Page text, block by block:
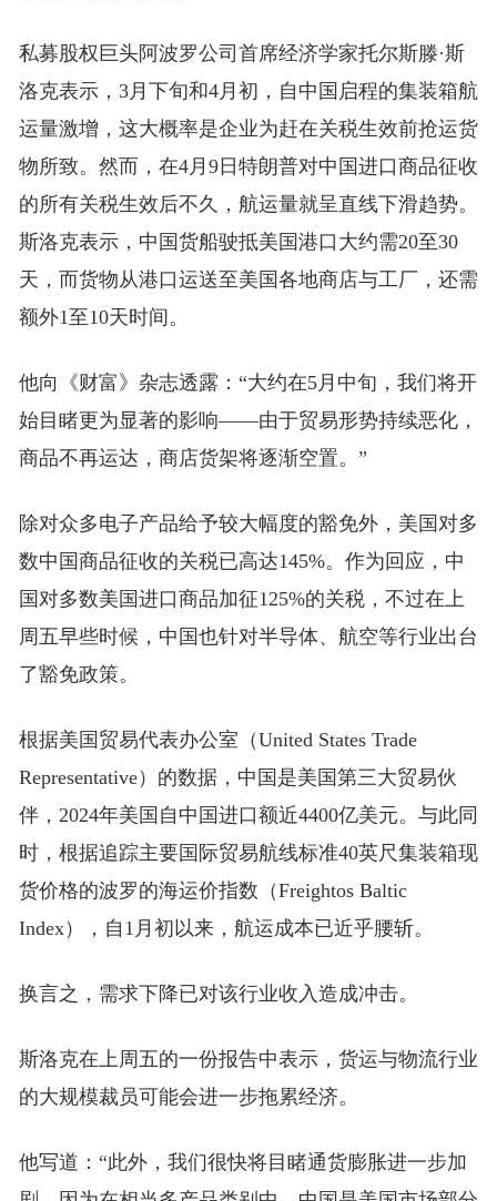
私募股权巨头阿波罗公司首席经济学家托尔斯滕·斯
洛克表示，3月下旬和4月初，自中国启程的集装箱航
运量激增，这大概率是企业为赶在关税生效前抢运货
物所致。然而，在4月9日特朗普对中国进口商品征收
的所有关税生效后不久，航运量就呈直线下滑趋势。
斯洛克表示，中国货船驶抵美国港口大约需20至30
天，而货物从港口运送至美国各地商店与工厂，还需
额外1至10天时间。
他向《财富》杂志透露：“大约在5月中旬，我们将开
始目睹更为显著的影响——由于贸易形势持续恶化，
商品不再运达，商店货架将逐渐空置。”
除对众多电子产品给予较大幅度的豁免外，美国对多
数中国商品征收的关税已高达145%。作为回应，中
国对多数美国进口商品加征125%的关税，不过在上
周五早些时候，中国也针对半导体、航空等行业出台
了豁免政策。
根据美国贸易代表办公室（United States Trade
Representative）的数据，中国是美国第三大贸易伙
伴，2024年美国自中国进口额近4400亿美元。与此同
时，根据追踪主要国际贸易航线标准40英尺集装箱现
货价格的波罗的海运价指数（Freightos Baltic
Index），自1月初以来，航运成本已近乎腰斩。
换言之，需求下降已对该行业收入造成冲击。
斯洛克在上周五的一份报告中表示，货运与物流行业
的大规模裁员可能会进一步拖累经济。
他写道：“此外，我们很快将目睹通货膨胀进一步加